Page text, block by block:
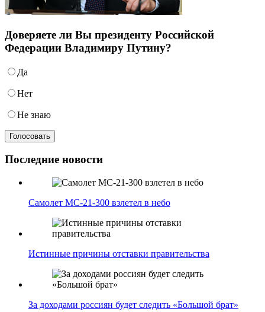
Доверяете ли Вы президенту Российской
Федерации Владимиру Путину?
Да
Нет
Не знаю
Последние новости
Самолет МС-21-300 взлетел в небо
Истинные причины отставки правительства
За доходами россиян будет следить «Большой брат»